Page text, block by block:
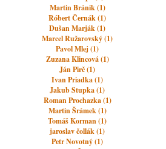
Martin Bránik (1)
Róbert Černák (1)
Dušan Marják (1)
Marcel Ružarovský (1)
Pavol Mlej (1)
Zuzana Klincová (1)
Ján Pirč (1)
Ivan Priadka (1)
Jakub Stupka (1)
Roman Prochazka (1)
Martin Šrámek (1)
Tomáš Korman (1)
jaroslav čollák (1)
Petr Novotný (1)